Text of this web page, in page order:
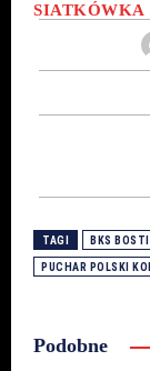
SIATKÓWKA
TAGI BKS
PUCHAR POLSKI
Podobne